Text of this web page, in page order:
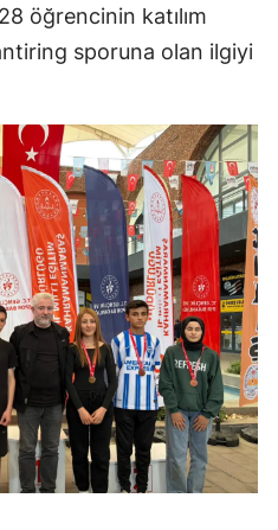
öğrencinin katılım
sporuna olan ilgiyi